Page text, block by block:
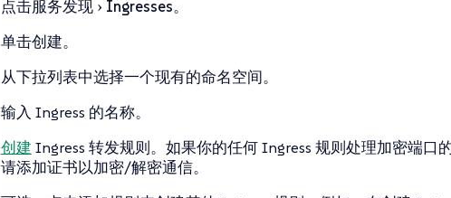
点击服务发现 Ingresses。
单击创建。
从下拉列表中选择一个现有的命名空间。
输入 Ingress 的名称。
创建 Ingress 转发规则。如果你的任何 Ingress 规则处理加密端口
请添加证书以加密/解密通信。